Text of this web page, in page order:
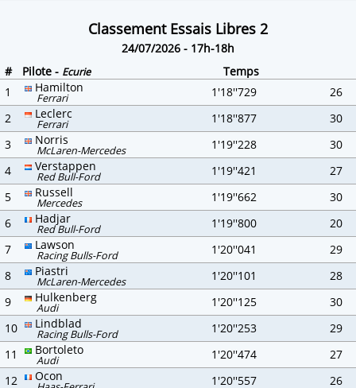
Classement Essais Libres 2
24/07/2026 - 17h-18h
#
Pilote - Ecurie
Temps
1
Hamilton
Ferrari 1'18''729
26
2
Leclerc
Ferrari 1'18''877
30
3
Norris
McLaren-Mercedes 1'19''228
30
4
Verstappen
Red Bull-Ford 1'19''421
27
5
Russell
Mercedes 1'19''662
30
6
Hadjar
Red Bull-Ford 1'19''800
20
7
Lawson
Racing Bulls-Ford 1'20''041
29
8
Piastri
McLaren-Mercedes 1'20''101
28
9
Hulkenberg
Audi 1'20''125
30
10
Lindblad
Racing Bulls-Ford 1'20''253
29
11
Bortoleto
Audi 1'20''474
27
12
Ocon 1'20''557
26